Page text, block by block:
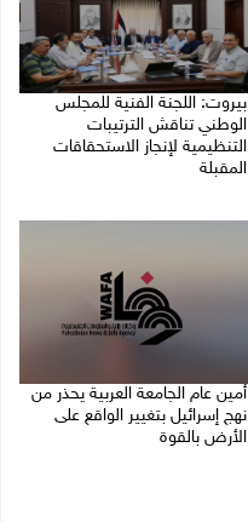
بيروت: اللجنة الفنية للمجلس
الوطني تناقش الترتيبات
التنظيمية لإنجاز الاستحقاقات
المقبلة
أمين عام الجامعة العربية يحذر من
نهج إسرائيل بتغيير الواقع على
الأرض بالقوة